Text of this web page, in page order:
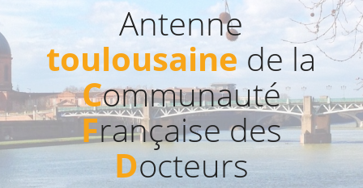
Antenne
toulousaine de la
Communauté
Française des
Docteurs